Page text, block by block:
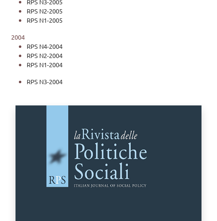
RPS N3-2005
RPS N2-2005
RPS N1-2005
2004
RPS N4-2004
RPS N2-2004
RPS N1-2004
RPS N3-2004